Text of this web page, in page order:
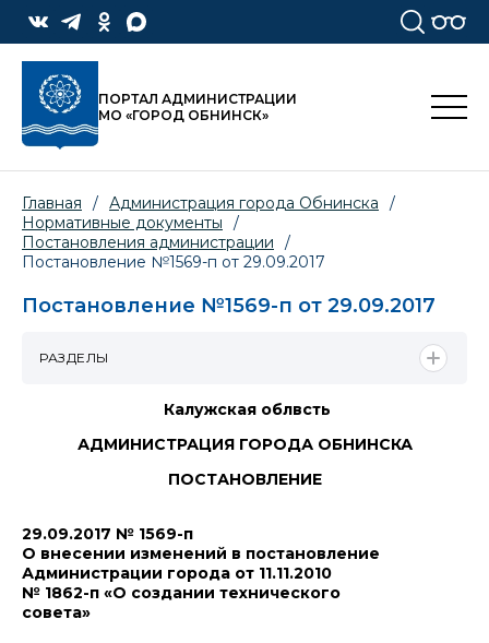
ПОРТАЛ АДМИНИСТРАЦИИ
МО «ГОРОД ОБНИНСК»
Главная / Администрация города Обнинска
/
Нормативные документы
/
Постановления администрации
/
Постановление №1569-п от 29.09.2017
Постановление №1569-п от 29.09.2017
Калужская облвсть
АДМИНИСТРАЦИЯ ГОРОДА ОБНИНСКА
ПОСТАНОВЛЕНИЕ
29.09.2017 № 1569-п
О внесении изменений в постановление
Администрации города от 11.11.2010
№ 1862-п «О создании технического
совета»
РАЗДЕЛЫ